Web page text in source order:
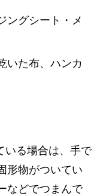
ングシート・メ
いた布、ハンカ
いる場合は、手で
形物がついてい
などでつまんで